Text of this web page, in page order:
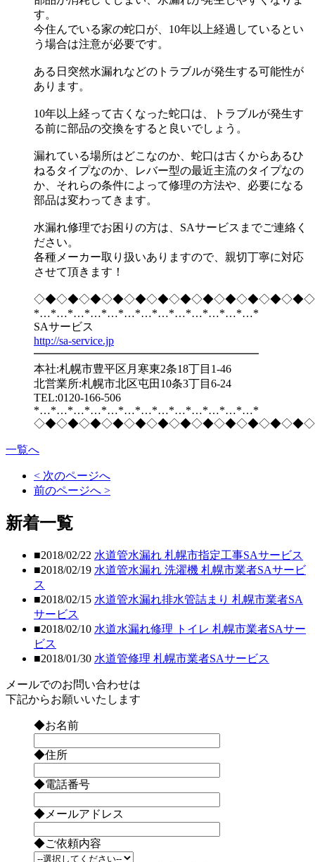
す。
今住んでいる家の蛇口が、10年以上経過しているとい
う場合は注意が必要です。
ある日突然水漏れなどのトラブルが発生する可能性が
あります。
10年以上経って古くなった蛇口は、トラブルが発生す
る前に部品の交換をすると良いでしょう。
漏れている場所はどこなのか、蛇口は古くからあるひ
ねるタイプなのか、レバー型の最近主流のタイプなの
か、それらの条件によって修理の方法や、必要になる
部品は変わってきます。
水漏れ修理でお困りの方は、SAサービスまでご連絡く
ださい。
各種メーカー取り扱いありますので、親切丁寧に対応
させて頂きます！
*…*…*…*…*…*…*…*…*…*…*…*…*…*
SAサービス
http://sa-service.jp
━━━━━━━━━━━━━━━━━━━━
本社:札幌市豊平区月寒東2条18丁目1-46
北営業所:札幌市北区屯田10条3丁目6-24
TEL:0120-166-506
*…*…*…*…*…*…*…*…*…*…*…*…*…*
一覧へ
< 次のページへ
前のページへ >
新着一覧
■2018/02/22 水道管水漏れ 札幌市指定工事SAサービス
■2018/02/19 水道管水漏れ 洗濯機 札幌市業者SAサービ
ス
■2018/02/15 水道管水漏れ排水管詰まり 札幌市業者SA
サービス
■2018/02/10 水道水漏れ修理 トイレ 札幌市業者SAサー
ビス
■2018/01/30 水道管修理 札幌市業者SAサービス
メールでのお問い合わせは
下記からお願いいたします
◆お名前
◆住所
◆電話番号
◆メールアドレス
◆ご依頼内容